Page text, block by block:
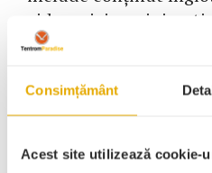
Consimțământ
Acest site utilizează cookie-
videouri, imagini,
înglobat de pe alte
au vizualizat un alt
despre tine, să